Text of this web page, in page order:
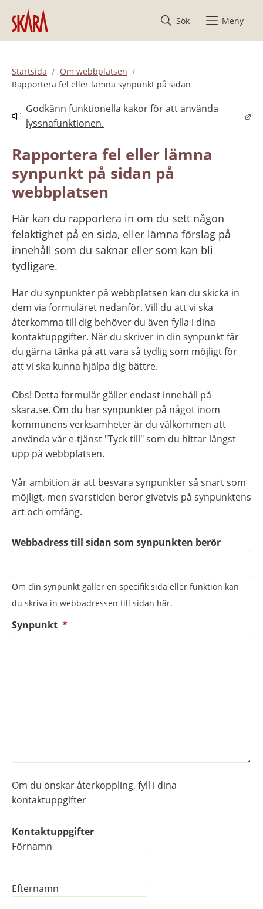
Hoppa till innehåll
Sök
Meny
Startsida
Om webbplatsen
Rapportera fel eller lämna synpunkt på sidan
Godkänn funktionella kakor för att använda
lyssnafunktionen.
Länk till annan webbplats.
Rapportera fel eller lämna
synpunkt på sidan på
webbplatsen
Här kan du rapportera in om du sett någon
felaktighet på en sida, eller lämna förslag på
innehåll som du saknar eller som kan bli
tydligare.
Har du synpunkter på webbplatsen kan du skicka in
dem via formuläret nedanför. Vill du att vi ska
återkomma till dig behöver du även fylla i dina
kontaktuppgifter. När du skriver in din synpunkt får
du gärna tänka på att vara så tydlig som möjligt för
att vi ska kunna hjälpa dig bättre.
Obs! Detta formulär gäller endast innehåll på
skara.se. Om du har synpunkter på något inom
kommunens verksamheter är du välkommen att
använda vår e-tjänst "Tyck till" som du hittar längst
upp på webbplatsen.
Vår ambition är att besvara synpunkter så snart som
möjligt, men svarstiden beror givetvis på synpunktens
art och omfång.
Webbadress till sidan som synpunkten berör
Om din synpunkt gäller en specifik sida eller funktion kan
du skriva in webbadressen till sidan här.
Synpunkt *(obligatorisk)
Om du önskar återkoppling, fyll i dina
kontaktuppgifter
Kontaktuppgifter
Kontaktuppgifter
Förnamn
Efternamn